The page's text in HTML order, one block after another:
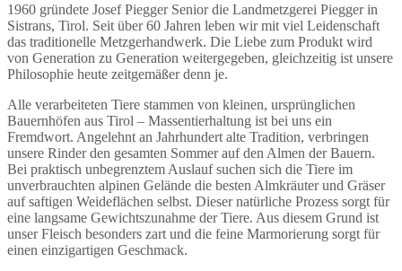
1960 gründete Josef Piegger Senior die Landmetzgerei Piegger in
Sistrans, Tirol. Seit über 60 Jahren leben wir mit viel Leidenschaft
das traditionelle Metzgerhandwerk. Die Liebe zum Produkt wird
von Generation zu Generation weitergegeben, gleichzeitig ist unsere
Philosophie heute zeitgemäßer denn je.
Alle verarbeiteten Tiere stammen von kleinen, ursprünglichen
Bauernhöfen aus Tirol – Massentierhaltung ist bei uns ein
Fremdwort. Angelehnt an Jahrhundert alte Tradition, verbringen
unsere Rinder den gesamten Sommer auf den Almen der Bauern.
Bei praktisch unbegrenztem Auslauf suchen sich die Tiere im
unverbrauchten alpinen Gelände die besten Almkräuter und Gräser
auf saftigen Weideflächen selbst. Dieser natürliche Prozess sorgt für
eine langsame Gewichtszunahme der Tiere. Aus diesem Grund ist
unser Fleisch besonders zart und die feine Marmorierung sorgt für
einen einzigartigen Geschmack.